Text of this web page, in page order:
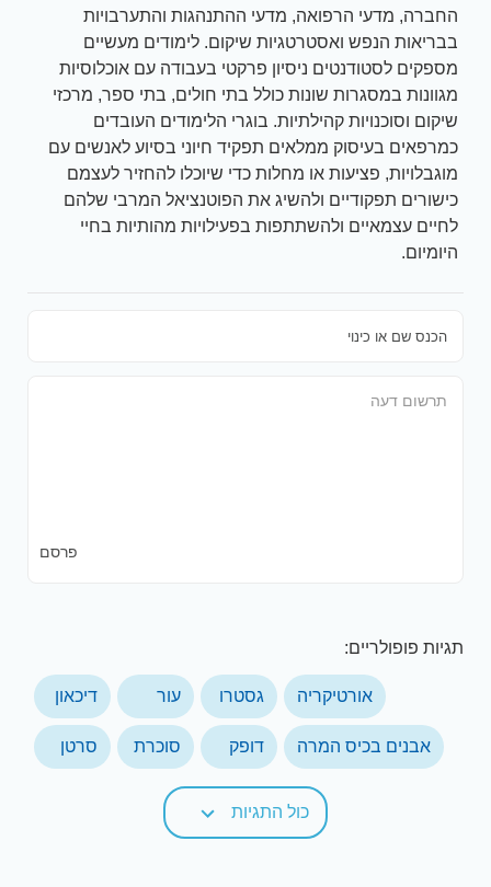
החברה, מדעי הרפואה, מדעי ההתנהגות והתערבויות
בבריאות הנפש ואסטרטגיות שיקום. לימודים מעשיים
מספקים לסטודנטים ניסיון פרקטי בעבודה עם אוכלוסיות
מגוונות במסגרות שונות כולל בתי חולים, בתי ספר, מרכזי
שיקום וסוכנויות קהילתיות. בוגרי הלימודים העובדים
כמרפאים בעיסוק ממלאים תפקיד חיוני בסיוע לאנשים עם
מוגבלויות, פציעות או מחלות כדי שיוכלו להחזיר לעצמם
כישורים תפקודיים ולהשיג את הפוטנציאל המרבי שלהם
לחיים עצמאיים ולהשתתפות בפעילויות מהותיות בחיי
היומיום.
פרסם
תגיות פופולריים:
אורטיקריה גסטרו עור דיכאון
אבנים בכיס המרה דופק סוכרת סרטן
כול התגיות